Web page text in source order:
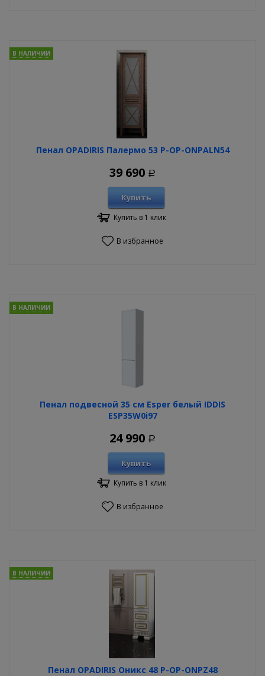
Пенал OPADIRIS Палермо 53 P-OP-ONPALN54
В НАЛИЧИИ
39 690 Р
Купить
Купить в 1 клик
В избранное
Пенал подвесной 35 см Esper белый IDDIS
ESP35W0i97
В НАЛИЧИИ
24 990 Р
Купить
Купить в 1 клик
В избранное
Пенал OPADIRIS Оникс 48 P-OP-ONPZ48
В НАЛИЧИИ